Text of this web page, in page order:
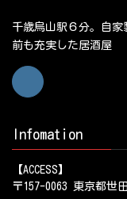
千歳烏山駅６分。自
前も充実した居酒屋
Infomation
【ACCESS】
〒157-0063 東京都世